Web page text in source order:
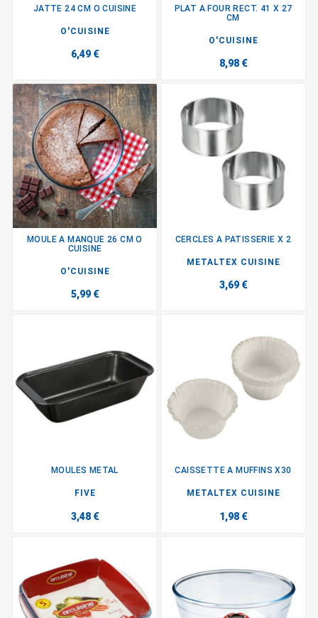
JATTE 24 CM O CUISINE
O'CUISINE
6,49 €
PLAT A FOUR RECT. 41 X 27
CM
O'CUISINE
8,98 €
MOULE A MANQUE 26 CM O
CUISINE
O'CUISINE
5,99 €
CERCLES A PATISSERIE X 2
METALTEX CUISINE
3,69 €
MOULES METAL
FIVE
3,48 €
CAISSETTE A MUFFINS X30
METALTEX CUISINE
1,98 €